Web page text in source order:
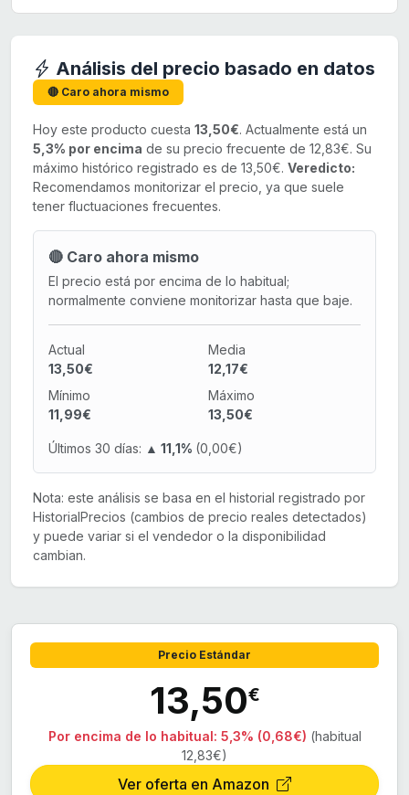
Análisis del precio basado en datos
🔴 Caro ahora mismo
Hoy este producto cuesta 13,50€. Actualmente está un
5,3% por encima de su precio frecuente de 12,83€. Su
máximo histórico registrado es de 13,50€. Veredicto:
Recomendamos monitorizar el precio, ya que suele
tener fluctuaciones frecuentes.
🔴 Caro ahora mismo
El precio está por encima de lo habitual;
normalmente conviene monitorizar hasta que baje.
Actual
13,50€
Media
12,17€
Mínimo
11,99€
Máximo
13,50€
Últimos 30 días: ▲ 11,1% (0,00€)
Nota: este análisis se basa en el historial registrado por
HistorialPrecios (cambios de precio reales detectados)
y puede variar si el vendedor o la disponibilidad
cambian.
Precio Estándar
13,50€
Por encima de lo habitual: 5,3% (0,68€) (habitual
12,83€)
Ver oferta en Amazon